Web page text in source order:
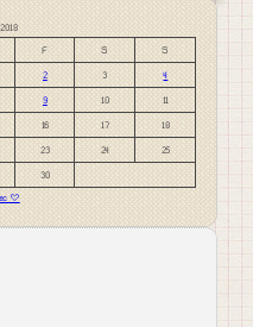
F S S
2 3 4
9 10 11
16 17 18
23 24 25
30
»